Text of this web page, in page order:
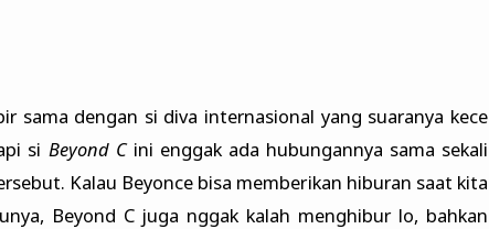
sama dengan si diva internasional yang suaranya kece
si Beyond Cini enggak ada hubungannya sama sekali
Kalau Beyonce bisa memberikan hiburan saat kita
Beyond C juga nggak kalah menghibur lo, bahkan